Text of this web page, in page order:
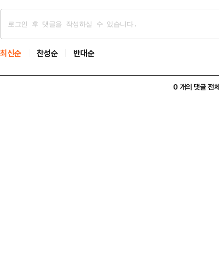
최신순 찬성순 반대순
0 개의 댓글 전